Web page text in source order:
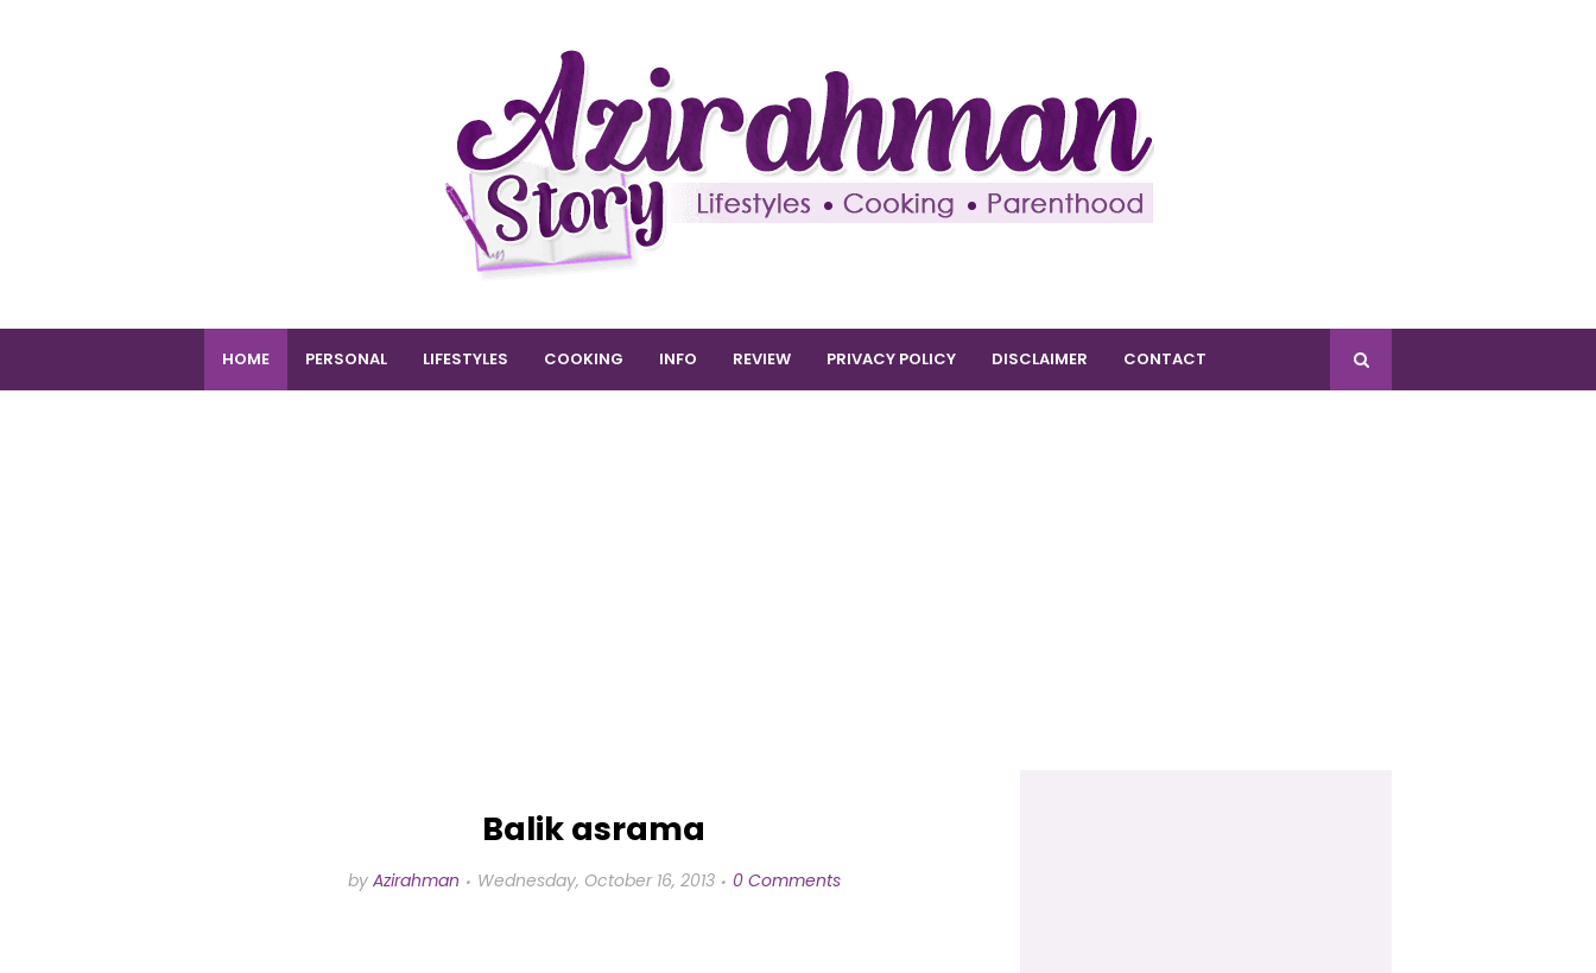
HOME PERSONAL LIFESTYLES COOKING INFO REVIEW PRIVACY POLICY DISCLAIMER CONTACT
Balik asrama
by Azirahman Wednesday, October 16, 2013 0 Comments